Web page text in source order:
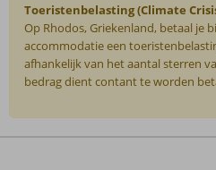
Toeristenbelasting (Climate
Op Rhodos, Griekenland, betaal je
accommodatie een
afhankelijk van het aantal sterren
bedrag dient contant te worden